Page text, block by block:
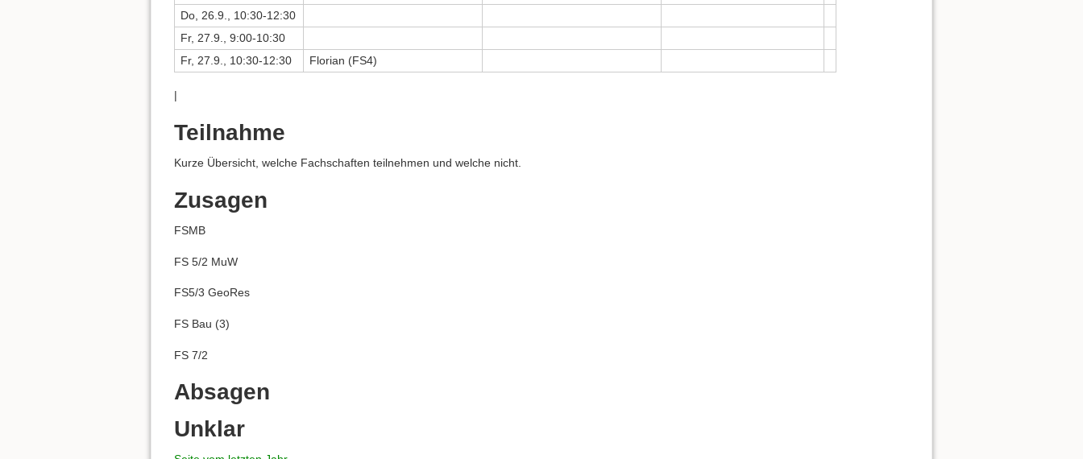
Do, 26.9., 10:30-12:30
Fr, 27.9., 9:00-10:30
Fr, 27.9., 10:30-12:30
Florian (FS4)
|
Teilnahme
Kurze Übersicht, welche Fachschaften teilnehmen und welche nicht.
Zusagen
FSMB
FS 5/2 MuW
FS5/3 GeoRes
FS Bau (3)
FS 7/2
Absagen
Unklar